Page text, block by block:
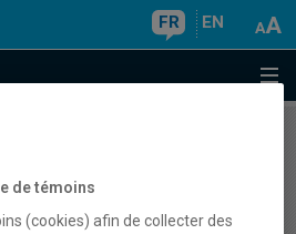
FR EN
de témoins
(cookies) afin de collecter des